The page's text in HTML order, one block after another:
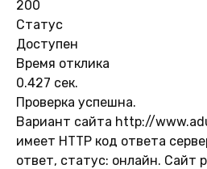
200
Статус
Доступен
Время отклика
0.427 сек.
Проверка успешна.
Вариант сайта http://
имеет HTTP код ответа
ответ, статус: онлайн. Сайт